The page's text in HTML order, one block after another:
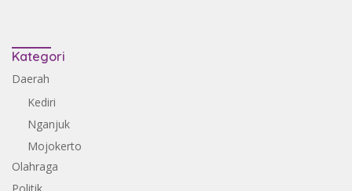
Kategori
Daerah
Kediri
Nganjuk
Mojokerto
Olahraga